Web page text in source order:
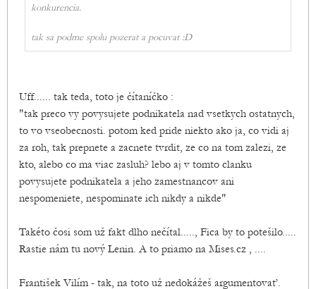
konkurencia.
tak sa podme spolu pozerat a pocuvat :D
Uff...... tak teda, toto je čítaníčko :
"tak preco vy povysujete podnikatela nad vsetkych ostatnych,
to vo vseobecnosti. potom ked pride niekto ako ja, co vidi aj
za roh, tak prepnete a zacnete tvrdit, ze co na tom zalezi, ze
kto, alebo co ma viac zasluh? lebo aj v tomto clanku
povysujete podnikatela a jeho zamestnancov ani
nespomeniete, nespominate ich nikdy a nikde"
Takéto čosi som už fakt dlho nečítal....., Fica by to potešilo.....
Rastie nám tu nový Lenin. A to priamo na Mises.cz , ....
František Vilím - tak, na toto už nedokážeš argumentovať.